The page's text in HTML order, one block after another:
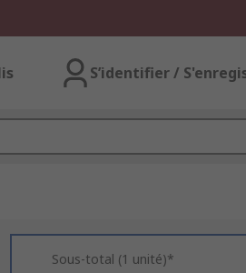
S’identifier /
Sous-total (1 unité)*